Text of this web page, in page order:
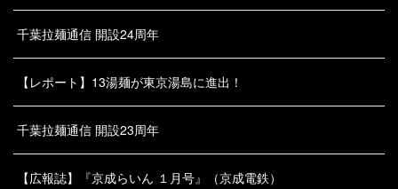
千葉拉麺通信 開設24周年
【レポート】13湯麺が東京湯島に進出！
千葉拉麺通信 開設23周年
【広報誌】『京成らいん １月号』（京成電鉄）